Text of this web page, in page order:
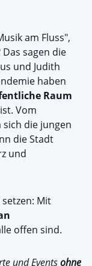
am Fluss",
sagen die
und Judith
haben
Raum
ist. Vom
die jungen
die Stadt
und
Mit
offen sind.
und Eventsohne